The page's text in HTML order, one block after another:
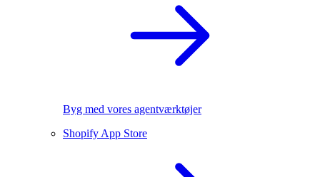
Byg med vores agentværktøjer
Shopify App Store